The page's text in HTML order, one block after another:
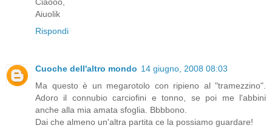
Ciaooo,
Aiuolik
Rispondi
Cuoche dell'altro mondo 14 giugno, 2008 08:03
Ma questo è un megarotolo con ripieno al "tramezzino".
Adoro il connubio carciofini e tonno, se poi me l'abbini
anche alla mia amata sfoglia. Bbbbono.
Dai che almeno un'altra partita ce la possiamo guardare!